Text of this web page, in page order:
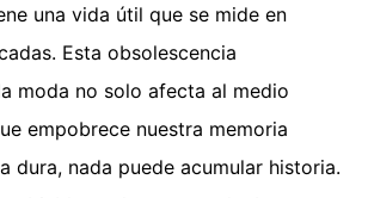
una vida útil que se mide en
Esta obsolescencia
moda no solo afecta al medio
empobrece nuestra memoria
dura, nada puede acumular historia.